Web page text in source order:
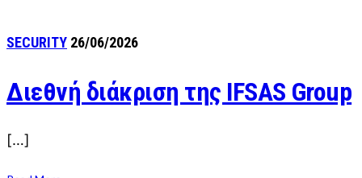
SECURITY 26/06/2026
Διεθνή διάκριση της IFSAS Group
[…]